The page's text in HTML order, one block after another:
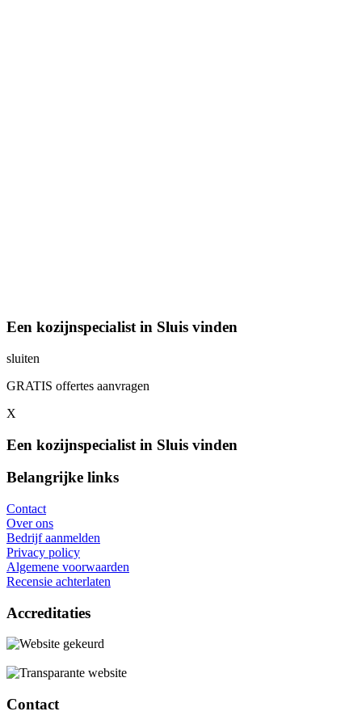
Een kozijnspecialist in Sluis vinden
sluiten
GRATIS offertes aanvragen
X
Een kozijnspecialist in Sluis vinden
Belangrijke links
Contact
Over ons
Bedrijf aanmelden
Privacy policy
Algemene voorwaarden
Recensie achterlaten
Accreditaties
Contact